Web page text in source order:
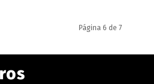
Página 6 de 7